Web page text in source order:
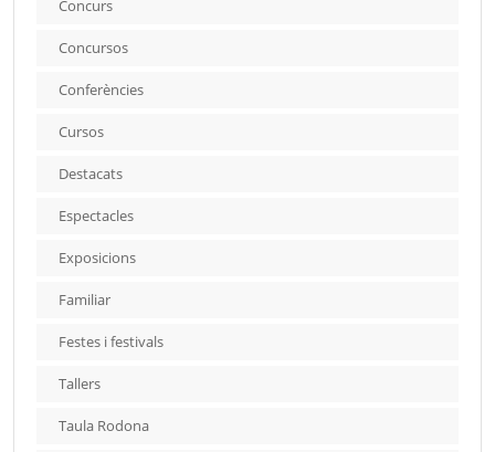
Concurs
Concursos
Conferències
Cursos
Destacats
Espectacles
Exposicions
Familiar
Festes i festivals
Tallers
Taula Rodona